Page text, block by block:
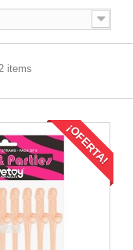
items
¡OFERTA!